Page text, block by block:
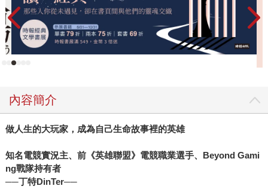
內容簡介
做人生的大玩家，成為自己生命故事裡的英雄
知名電競實況主、前《英雄聯盟》電競職業選手、Beyond Gami
ng戰隊持有者
──丁特DinTer──